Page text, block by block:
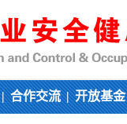
|合作交流|开放基